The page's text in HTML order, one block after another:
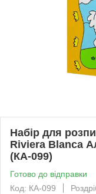
Набір для
Riviera Blanca
(КА-099)
Готово до відправки
Код: КА-099